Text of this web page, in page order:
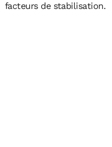
facteurs de stabilisation.